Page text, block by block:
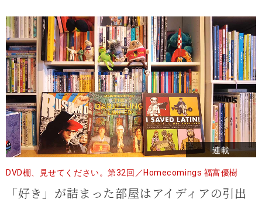
連載
DVD棚、見せてください。第32回／Homecomings 福富優樹
「好き」が詰まった部屋はアイディアの引出